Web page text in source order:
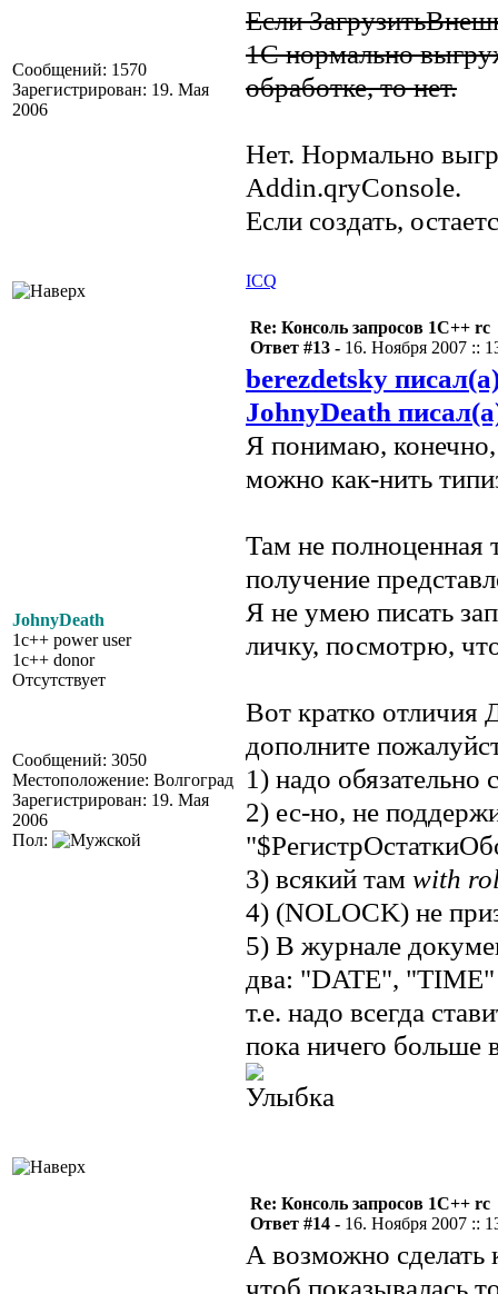
Сообщений: 1570
Зарегистрирован: 19. Мая
2006
Если
1С нормально
обработке, то нет.
Нет. Нормально
Addin.qryConsole.
Если создать,
ICQ
JohnyDeath
1c++ power user
1c++ donor
Отсутствует
Сообщений: 3050
Местоположение: Волгоград
Зарегистрирован: 19. Мая
2006
Пол:
Re: Консоль запросов 1С++ rc
Ответ #13 - 16. Ноября 2007 ::
berezdetsky
JohnyDeath
Я понимаю,
можно как-нить
Там не полноценная
получение
Я не умею писать
личку, посмотрю,
Вот кратко отличия
дополните
1) надо обязательно
2) ес-но, не
3) всякий там with
4) (NOLOCK) не
5) В журнале
два: "DATE", "TIME"
т.е. надо всегда
пока ничего
Re: Консоль запросов 1С++ rc
Ответ #14 - 16. Ноября 2007 ::
А возможно сделать